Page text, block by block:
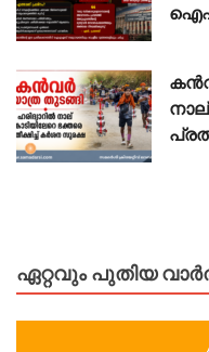
ഏറ്റവും പുതിയ